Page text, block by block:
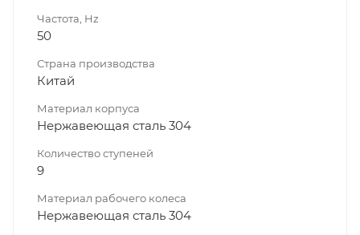
Частота, Hz
50
Страна производства
Китай
Материал корпуса
Нержавеющая сталь 304
Количество ступеней
9
Материал рабочего колеса
Нержавеющая сталь 304